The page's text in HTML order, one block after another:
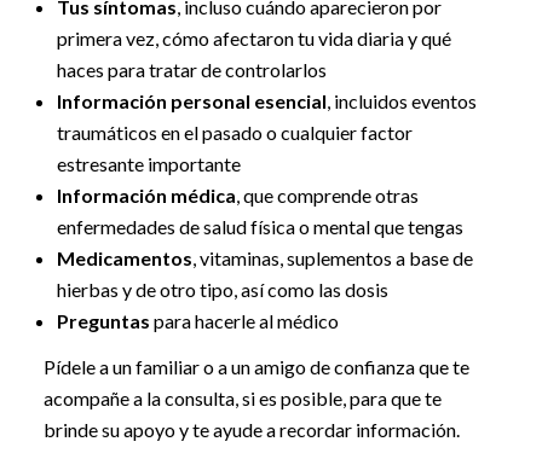
Tus síntomas, incluso cuándo aparecieron por
primera vez, cómo afectaron tu vida diaria y qué
haces para tratar de controlarlos
Información personal esencial, incluidos eventos
traumáticos en el pasado o cualquier factor
estresante importante
Información médica, que comprende otras
enfermedades de salud física o mental que tengas
Medicamentos, vitaminas, suplementos a base de
hierbas y de otro tipo, así como las dosis
Preguntas para hacerle al médico
Pídele a un familiar o a un amigo de confianza que te
acompañe a la consulta, si es posible, para que te
brinde su apoyo y te ayude a recordar información.